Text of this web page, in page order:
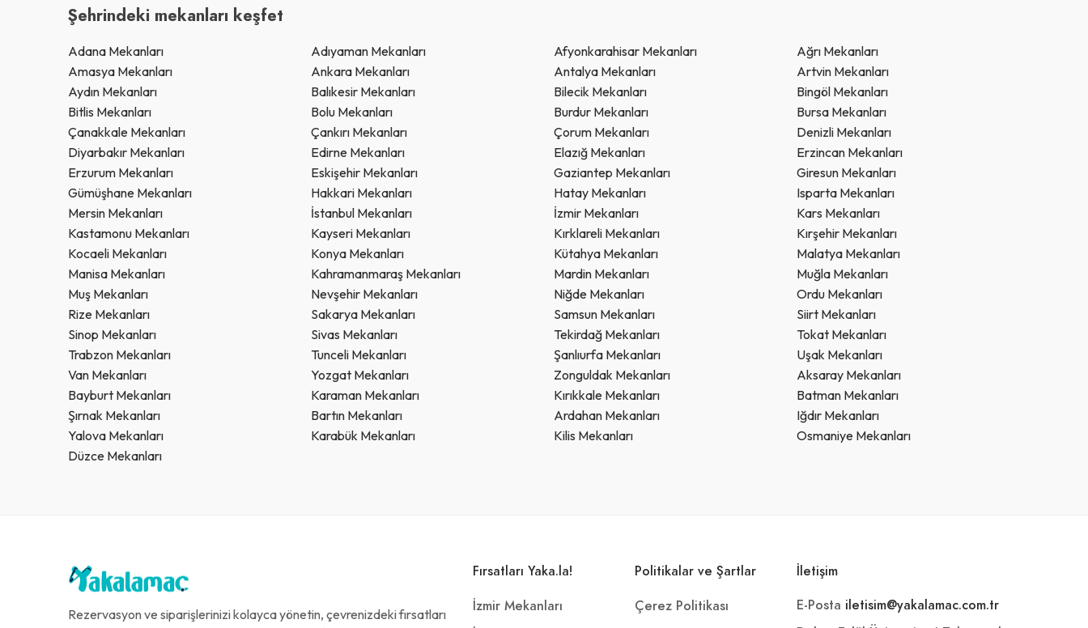
Şehrindeki mekanları keşfet
Adana Mekanları Adıyaman Mekanları Afyonkarahisar Mekanları
Ağrı Mekanları
Amasya Mekanları
Ankara Mekanları Antalya Mekanları
Artvin Mekanları
Aydın Mekanları
Balıkesir Mekanları Bilecik Mekanları
Bingöl Mekanları
Bitlis Mekanları
Bolu Mekanları Burdur Mekanları
Bursa Mekanları
Çanakkale Mekanları
Çankırı Mekanları Çorum Mekanları
Denizli Mekanları
Diyarbakır Mekanları
Edirne Mekanları Elazığ Mekanları
Erzincan Mekanları
Erzurum Mekanları
Eskişehir Mekanları Gaziantep Mekanları
Giresun Mekanları
Gümüşhane Mekanları
Hakkari Mekanları Hatay Mekanları
Isparta Mekanları
Mersin Mekanları
İstanbul Mekanları İzmir Mekanları
Kars Mekanları
Kastamonu Mekanları
Kayseri Mekanları Kırklareli Mekanları
Kırşehir Mekanları
Kocaeli Mekanları
Konya Mekanları Kütahya Mekanları
Malatya Mekanları
Manisa Mekanları
Kahramanmaraş Mekanları Mardin Mekanları
Muğla Mekanları
Muş Mekanları
Nevşehir Mekanları Niğde Mekanları
Ordu Mekanları
Rize Mekanları
Sakarya Mekanları Samsun Mekanları
Siirt Mekanları
Sinop Mekanları
Sivas Mekanları Tekirdağ Mekanları
Tokat Mekanları
Trabzon Mekanları
Tunceli Mekanları Şanlıurfa Mekanları
Uşak Mekanları
Van Mekanları
Yozgat Mekanları Zonguldak Mekanları
Aksaray Mekanları
Bayburt Mekanları
Karaman Mekanları Kırıkkale Mekanları
Batman Mekanları
Şırnak Mekanları
Bartın Mekanları Ardahan Mekanları
Iğdır Mekanları
Yalova Mekanları
Karabük Mekanları Kilis Mekanları
Osmaniye Mekanları
Düzce Mekanları
Rezervasyon ve siparişlerinizi kolayca yönetin, çevrenizdeki fırsatları
Fırsatları Yaka.la!
İzmir Mekanları
Politikalar ve Şartlar
Çerez Politikası
İletişim
E-Posta iletisim@yakalamac.com.tr